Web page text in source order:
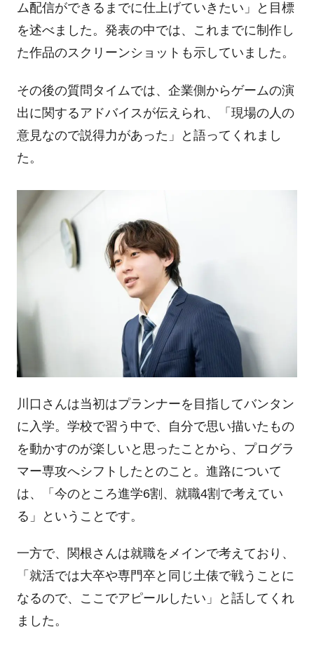
ム配信ができるまでに仕上げていきたい」と目標
を述べました。発表の中では、これまでに制作し
た作品のスクリーンショットも示していました。
その後の質問タイムでは、企業側からゲームの演
出に関するアドバイスが伝えられ、「現場の人の
意見なので説得力があった」と語ってくれまし
た。
川口さんは当初はプランナーを目指してバンタン
に入学。学校で習う中で、自分で思い描いたもの
を動かすのが楽しいと思ったことから、プログラ
マー専攻へシフトしたとのこと。進路について
は、「今のところ進学6割、就職4割で考えてい
る」ということです。
一方で、関根さんは就職をメインで考えており、
「就活では大卒や専門卒と同じ土俵で戦うことに
なるので、ここでアピールしたい」と話してくれ
ました。